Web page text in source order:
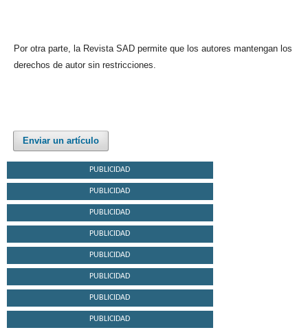
Por otra parte, la Revista SAD permite que los autores mantengan los
derechos de autor sin restricciones.
Enviar un artículo
PUBLICIDAD
PUBLICIDAD
PUBLICIDAD
PUBLICIDAD
PUBLICIDAD
PUBLICIDAD
PUBLICIDAD
PUBLICIDAD